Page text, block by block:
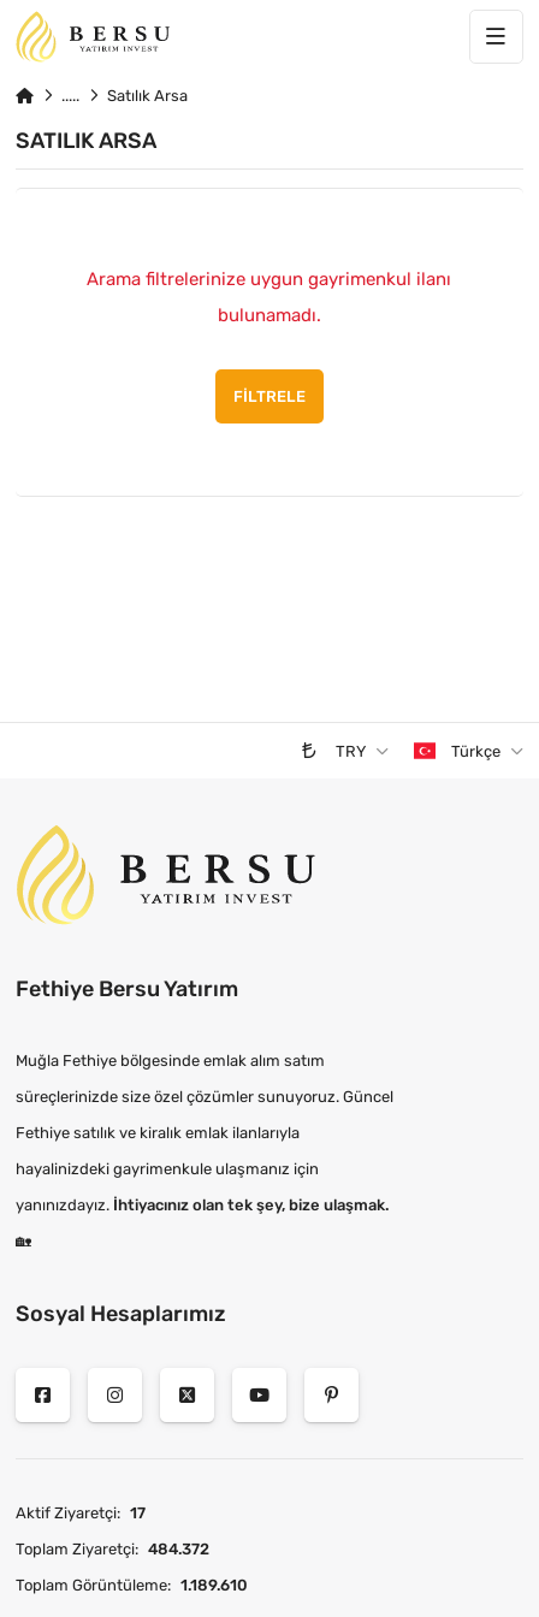
Satılık Arsa
SATILIK ARSA
Arama filtrelerinize uygun gayrimenkul ilanı
bulunamadı.
FILTRELE
TRY Türkçe
Fethiye Bersu Yatırım
Muğla Fethiye bölgesinde emlak alım satım
süreçlerinizde size özel çözümler sunuyoruz. Güncel
Fethiye satılık ve kiralık emlak ilanlarıyla
hayalinizdeki gayrimenkule ulaşmanız için
yanınızdayız. İhtiyacınız olan tek şey, bize ulaşmak.
🏡
Sosyal Hesaplarımız
Aktif Ziyaretçi: 17
Toplam Ziyaretçi: 484.372
Toplam Görüntüleme: 1.189.610